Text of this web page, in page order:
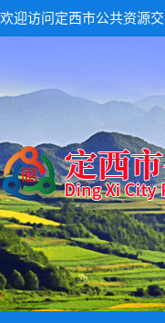
欢迎访问定西市公共资源交